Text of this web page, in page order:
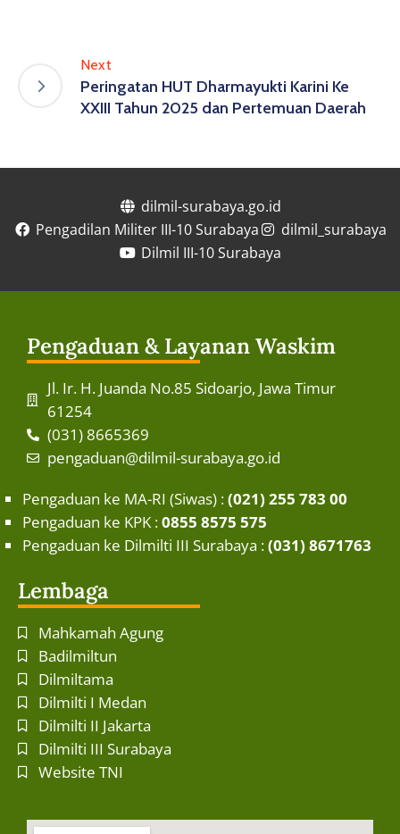
Next
Peringatan HUT Dharmayukti Karini Ke
XXIII Tahun 2025 dan Pertemuan Daerah
dilmil-surabaya.go.id
Pengadilan Militer III-10 Surabaya
dilmil_surabaya
Dilmil III-10 Surabaya
Pengaduan & Layanan Waskim
Jl. Ir. H. Juanda No.85 Sidoarjo, Jawa Timur
61254
(031) 8665369
pengaduan@dilmil-surabaya.go.id
Pengaduan ke MA-RI (Siwas) :(021) 255 783 00
Pengaduan ke KPK :0855 8575 575
Pengaduan ke Dilmilti III Surabaya :(031) 8671763
Lembaga
Mahkamah Agung
Badilmiltun
Dilmiltama
Dilmilti I Medan
Dilmilti II Jakarta
Dilmilti III Surabaya
Website TNI